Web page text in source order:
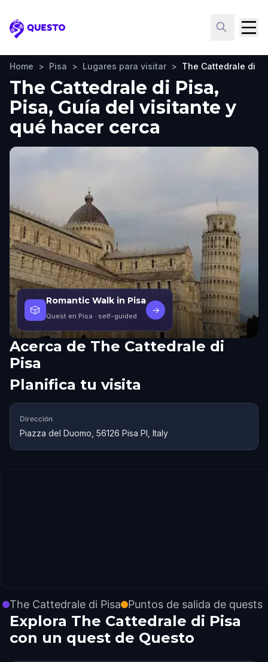
Questo
Home > Pisa > Lugares para visitar > The Cattedrale di
The Cattedrale di Pisa,
Pisa, Guía del visitante y
qué hacer cerca
🎲
Romantic Walk in Pisa
Quest en Pisa · self-guided
→
Acerca de The Cattedrale di
Pisa
Planifica tu visita
Dirección
Piazza del Duomo, 56126 Pisa PI, Italy
The Cattedrale di Pisa Puntos de salida de quests
Explora The Cattedrale di Pisa
con un quest de Questo